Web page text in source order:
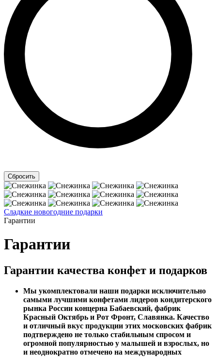
Сладкие новогодние подарки
Гарантии
Гарантии
Гарантии качества конфет и подарков
Мы укомплектовали наши подарки исключительно
самыми лучшими конфетами лидеров кондитерского
рынка России концерна Бабаевский, фабрик
Красный Октябрь и Рот Фронт, Славянка. Качество
и отличный вкус продукции этих московских фабрик
подтверждено не только стабильным спросом и
огромной популярностью у малышей и взрослых, но
и неоднократно отмечено на международных